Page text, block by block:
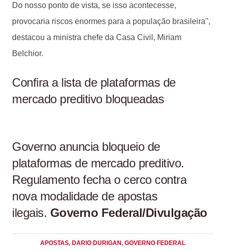
Do nosso ponto de vista, se isso acontecesse,
provocaria riscos enormes para a população brasileira",
destacou a ministra chefe da Casa Civil, Miriam
Belchior.
Confira a lista de plataformas de
mercado preditivo bloqueadas
Governo anuncia bloqueio de
plataformas de mercado preditivo.
Regulamento fecha o cerco contra
nova modalidade de apostas
ilegais. Governo Federal/Divulgação
APOSTAS, DARIO DURIGAN, GOVERNO FEDERAL